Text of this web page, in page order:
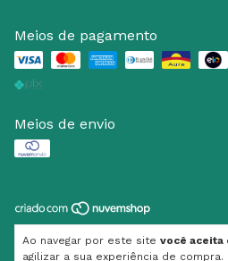
Ao navegar por este site você aceita
agilizar a sua experiência de compra.
Meios de pagamento
Meios de envio
direitos reservados.